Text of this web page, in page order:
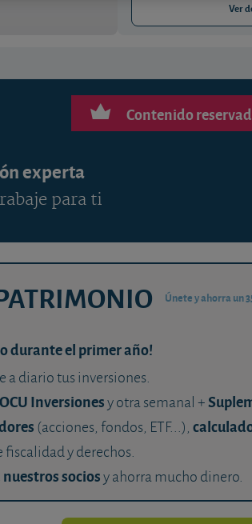
Ver
Contenido
experta
para ti
Únete y ahorra un
durante el primer año!
a diario tus inversiones.
Inversionesy otra semanal +
(acciones, fondos, ETF...),
fiscalidad y derechos.
sociosy ahorra mucho dinero.